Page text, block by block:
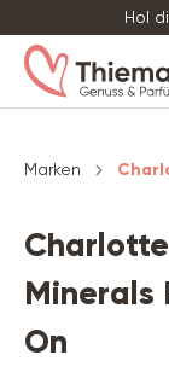
Hol
Marken
Minerals
On